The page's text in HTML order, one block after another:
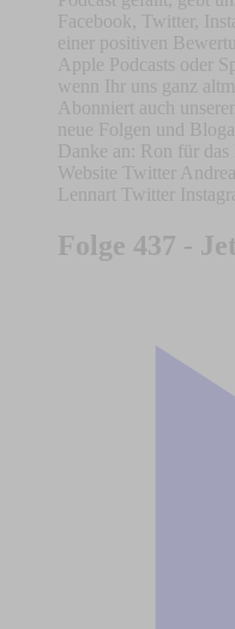
Folge 437 -